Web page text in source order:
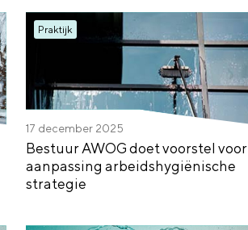
Praktijk
17 december 2025
Bestuur AWOG doet voorstel voor
aanpassing arbeidshygiënische
strategie